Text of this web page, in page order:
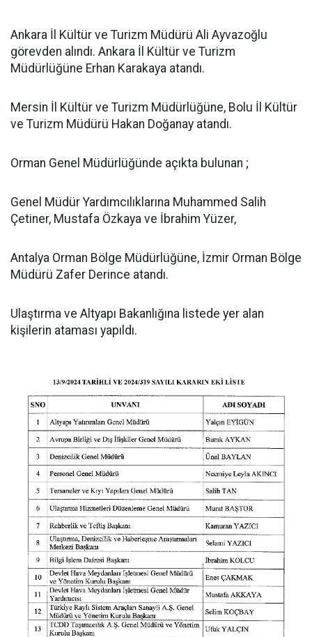
Ankara İl Kültür ve Turizm Müdürü Ali Ayvazoğlu
görevden alındı. Ankara İl Kültür ve Turizm
Müdürlüğüne Erhan Karakaya atandı.
Mersin İl Kültür ve Turizm Müdürlüğüne, Bolu İl Kültür
ve Turizm Müdürü Hakan Doğanay atandı.
Orman Genel Müdürlüğünde açıkta bulunan ;
Genel Müdür Yardımcılıklarına Muhammed Salih
Çetiner, Mustafa Özkaya ve İbrahim Yüzer,
Antalya Orman Bölge Müdürlüğüne, İzmir Orman Bölge
Müdürü Zafer Derince atandı.
Ulaştırma ve Altyapı Bakanlığına listede yer alan
kişilerin ataması yapıldı.